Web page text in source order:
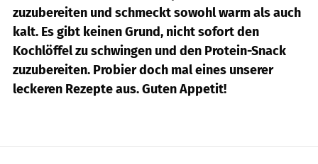
zuzubereiten und schmeckt sowohl warm als auch
kalt. Es gibt keinen Grund, nicht sofort den
Kochlöffel zu schwingen und den Protein-Snack
zuzubereiten. Probier doch mal eines unserer
leckeren Rezepte aus. Guten Appetit!